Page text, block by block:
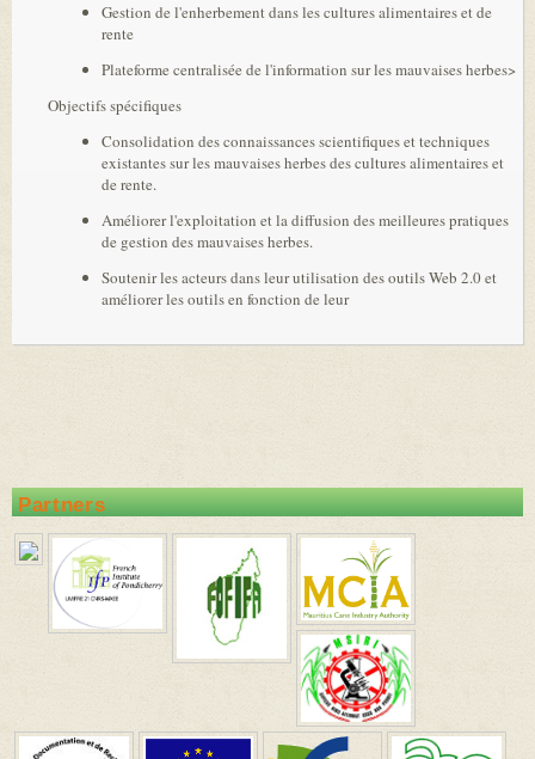
Gestion de l'enherbement dans les cultures alimentaires et de
rente
Plateforme centralisée de l'information sur les mauvaises herbes>
Objectifs spécifiques
Consolidation des connaissances scientifiques et techniques
existantes sur les mauvaises herbes des cultures alimentaires et
de rente.
Améliorer l'exploitation et la diffusion des meilleures pratiques
de gestion des mauvaises herbes.
Soutenir les acteurs dans leur utilisation des outils Web 2.0 et
améliorer les outils en fonction de leur
Partners